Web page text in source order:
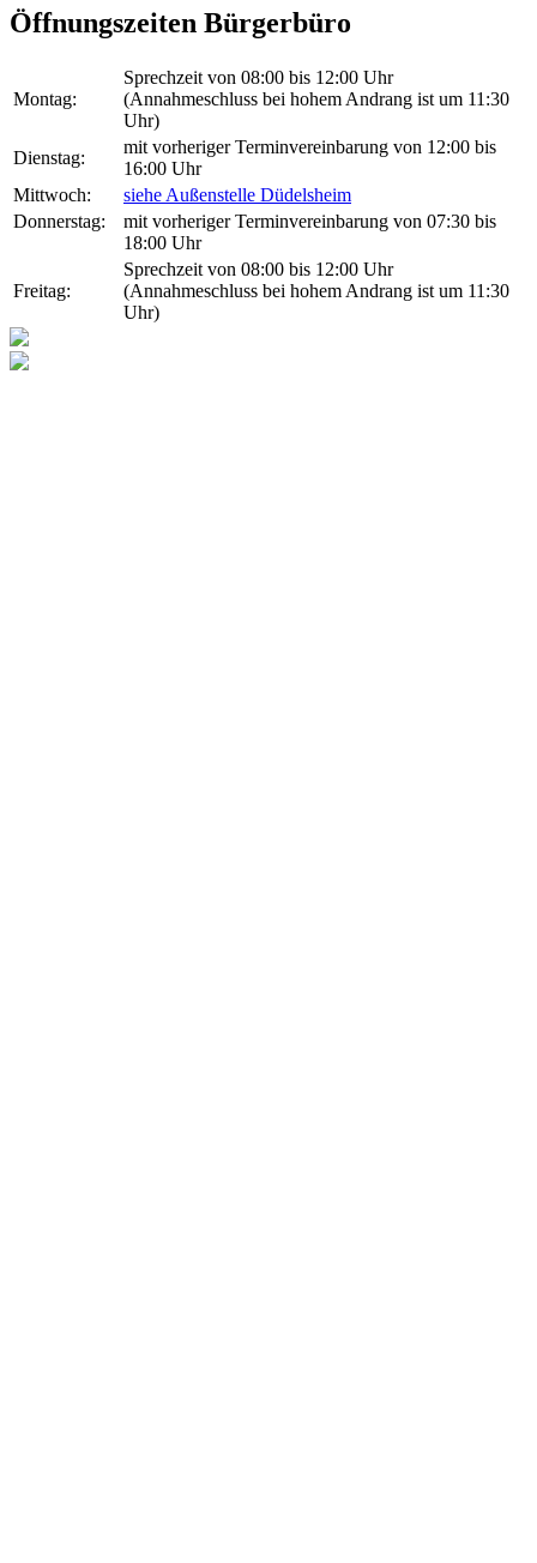
Öffnungszeiten Bürgerbüro
Montag:
Sprechzeit von 08:00 bis 12:00 Uhr
(Annahmeschluss bei hohem Andrang ist um 11:30
Uhr)
Dienstag:
mit vorheriger Terminvereinbarung von 12:00 bis
16:00 Uhr
Mittwoch:
siehe Außenstelle Düdelsheim
Donnerstag:
mit vorheriger Terminvereinbarung von 07:30 bis
18:00 Uhr
Freitag:
Sprechzeit von 08:00 bis 12:00 Uhr
(Annahmeschluss bei hohem Andrang ist um 11:30
Uhr)